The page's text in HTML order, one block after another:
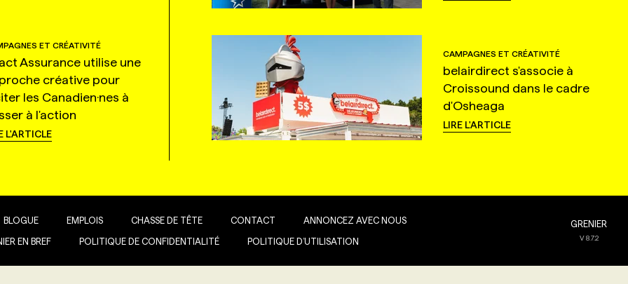
ET CRÉATIVITÉ
Assurance utilise une
créative pour
les Canadien·nes à
à l'action
L'ARTICLE
CAMPAGNES ET CRÉATIVITÉ
belairdirect s'associe à
Croissound dans le cadre
d'Osheaga
LIRE L'ARTICLE
BLOGUE EMPLOIS CHASSE DE TÊTE CONTACT ANNONCEZ AVEC NOUS
EN BREF POLITIQUE DE CONFIDENTIALITÉ POLITIQUE D’UTILISATION
GRENIER
V8.7.2